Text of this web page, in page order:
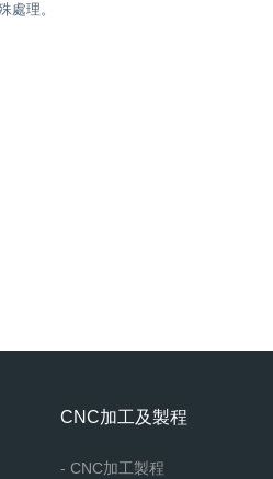
處理。
CNC加工及製程
- CNC加工製程